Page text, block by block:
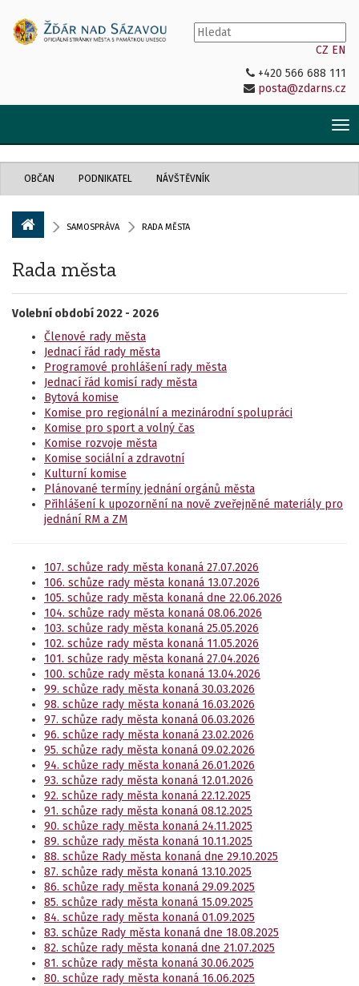
CZ EN
+420 566 688 111
posta@zdarns.cz
OBČAN PODNIKATEL NÁVŠTĚVNÍK
SAMOSPRÁVA RADA MĚSTA
Rada města
Volební období 2022 - 2026
Členové rady města
Jednací řád rady města
Programové prohlášení rady města
Jednací řád komisí rady města
Bytová komise
Komise pro regionální a mezinárodní spolupráci
Komise pro sport a volný čas
Komise rozvoje města
Komise sociální a zdravotní
Kulturní komise
Plánované termíny jednání orgánů města
Přihlášení k upozornění na nově zveřejněné materiály pro
jednání RM a ZM
107. schůze rady města konaná 27.07.2026
106. schůze rady města konaná 13.07.2026
105. schůze rady města konaná dne 22.06.2026
104. schůze rady města konaná 08.06.2026
103. schůze rady města konaná 25.05.2026
102. schůze rady města konaná 11.05.2026
101. schůze rady města konaná 27.04.2026
100. schůze rady města konaná 13.04.2026
99. schůze rady města konaná 30.03.2026
98. schůze rady města konaná 16.03.2026
97. schůze rady města konaná 06.03.2026
96. schůze rady města konaná 23.02.2026
95. schůze rady města konaná 09.02.2026
94. schůze rady města konaná 26.01.2026
93. schůze rady města konaná 12.01.2026
92. schůze rady města konaná 22.12.2025
91. schůze rady města konaná 08.12.2025
90. schůze rady města konaná 24.11.2025
89. schůze rady města konaná 10.11.2025
88. schůze Rady města konaná dne 29.10.2025
87. schůze rady města konaná 13.10.2025
86. schůze rady města konaná 29.09.2025
85. schůze rady města konaná 15.09.2025
84. schůze rady města konaná 01.09.2025
83. schůze Rady města konaná dne 18.08.2025
82. schůze rady města konaná dne 21.07.2025
81. schůze rady města konaná 30.06.2025
80. schůze rady města konaná 16.06.2025